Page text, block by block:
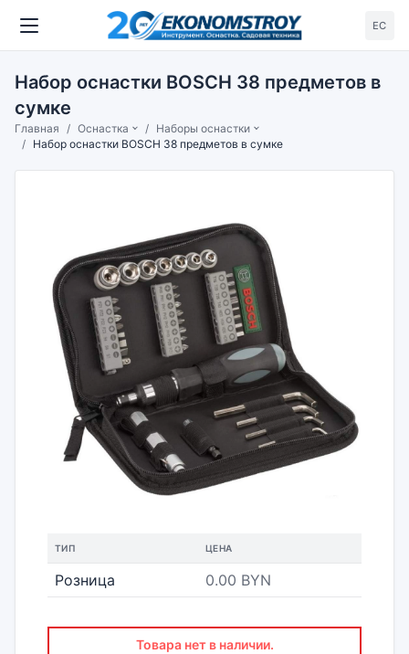
ЕС
Набор оснастки BOSCH 38 предметов в
сумке
Главная Оснастка
Наборы оснастки
Набор оснастки BOSCH 38 предметов в сумке
ТИП ЦЕНА
Розница 0.00 BYN
Товара нет в наличии.